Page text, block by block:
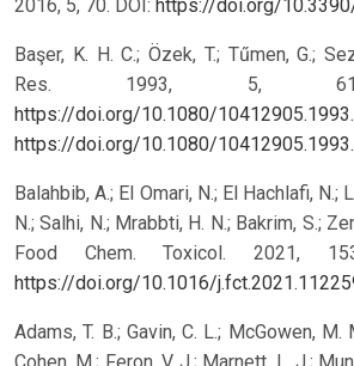
2016, 5, 70. DOI: https://doi.org/
Başer, K. H. C.; Özek, T.; Tűmen, G.;
Res. 1993, 5,
https://doi.org/10.1080/
https://doi.org/10.1080/
Balahbib, A.; El Omari, N.; El Hachlafi, N.;
N.; Salhi, N.; Mrabbti, H. N.; Bakrim, S.;
Food Chem. Toxicol. 2021,
https://doi.org/10.1016/
Adams, T. B.; Gavin, C. L.; McGowen, M.
Cohen, M.; Feron, V. J.; Marnett, L. J.;